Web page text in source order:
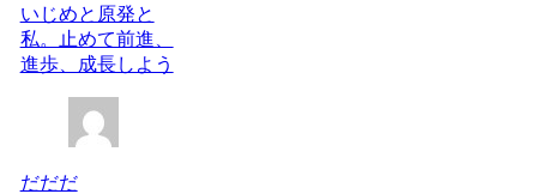
いじめと原発と
私。止めて前進、
進歩、成長しよう
だだだ